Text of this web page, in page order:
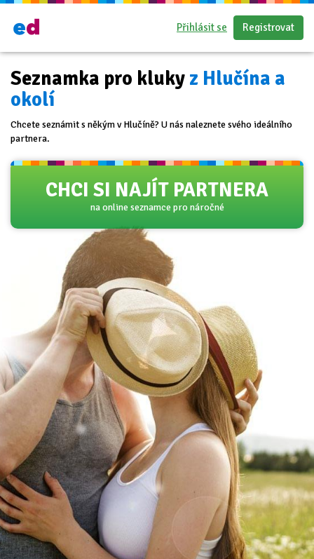
Přihlásit se Registrovat
Seznamka pro kluky z Hlučína a
okolí
Chcete seznámit s někým v Hlučíně? U nás naleznete svého ideálního
partnera.
CHCI SI NAJÍT PARTNERA
na online seznamce pro náročné